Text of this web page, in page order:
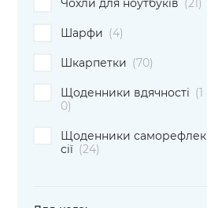
Чохли для ноутбуків (21)
Шарфи (4)
Шкарпетки (70)
Щоденники вдячності (1
0)
Щоденники саморефлек
сії (24)